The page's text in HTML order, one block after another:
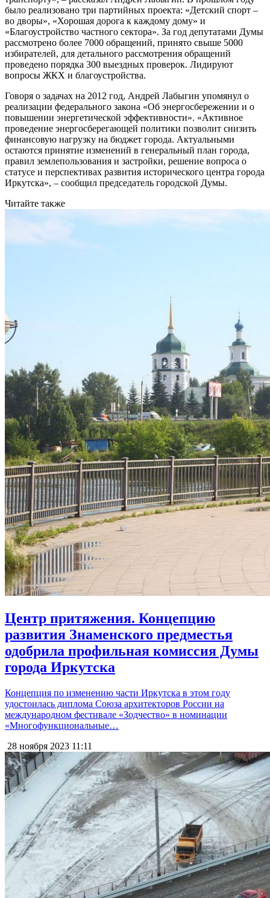
было реализовано три партийных проекта: «Детский спорт –
во дворы», «Хорошая дорога к каждому дому» и
«Благоустройство частного сектора». За год депутатами Думы
рассмотрено более 7000 обращений, принято свыше 5000
избирателей, для детального рассмотрения обращений
проведено порядка 300 выездных проверок. Лидируют
вопросы ЖКХ и благоустройства.
Говоря о задачах на 2012 год, Андрей Лабыгин упомянул о
реализации федерального закона «Об энергосбережении и о
повышении энергетической эффективности». «Активное
проведение энергосберегающей политики позволит снизить
финансовую нагрузку на бюджет города. Актуальными
остаются принятие изменений в генеральный план города,
правил землепользования и застройки, решение вопроса о
статусе и перспективах развития исторического центра города
Иркутска», – сообщил председатель городской Думы.
Читайте также
Центр притяжения. Концепцию
развития Знаменского предместья
одобрила профильная комиссия Думы
города Иркутска
Концепция по изменению части Иркутска в этом году
удостоилась диплома Союза архитекторов России на
международном фестивале «Зодчество» в номинации
«Многофункциональные…
28 ноября 2023 11:11